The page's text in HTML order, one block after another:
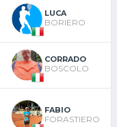
LUCA
BORIERO
CORRADO
BOSCOLO
FABIO
FORASTIERO